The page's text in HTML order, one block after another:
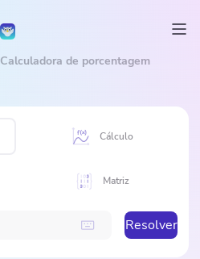
Calculadora de porcentagem
Cálculo
Matriz
Resolver